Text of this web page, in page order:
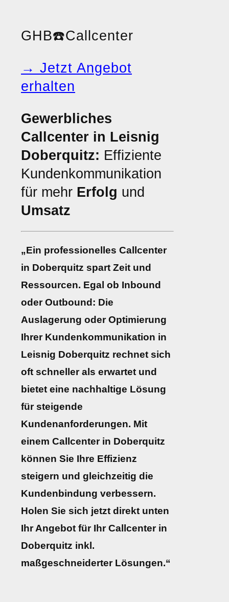
GHB☎️Callcenter
→ Jetzt Angebot
erhalten
Gewerbliches
Callcenter in Leisnig
Doberquitz: Effiziente
Kundenkommunikation
für mehr Erfolg und
Umsatz
„Ein professionelles Callcenter
in Doberquitz spart Zeit und
Ressourcen. Egal ob Inbound
oder Outbound: Die
Auslagerung oder Optimierung
Ihrer Kundenkommunikation in
Leisnig Doberquitz rechnet sich
oft schneller als erwartet und
bietet eine nachhaltige Lösung
für steigende
Kundenanforderungen. Mit
einem Callcenter in Doberquitz
können Sie Ihre Effizienz
steigern und gleichzeitig die
Kundenbindung verbessern.
Holen Sie sich jetzt direkt unten
Ihr Angebot für Ihr Callcenter in
Doberquitz inkl.
maßgeschneiderter Lösungen.“